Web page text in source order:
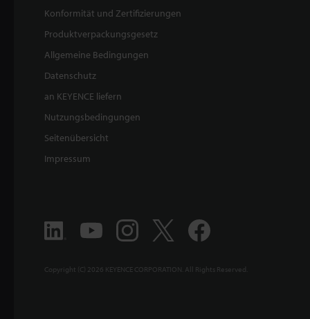
Konformität und Zertifizierungen
Produktverpackungsgesetz
Allgemeine Bedingungen
Datenschutz
an KEYENCE liefern
Nutzungsbedingungen
Seitenübersicht
Impressum
Copyright (C) 2026 KEYENCE CORPORATION. All Rights Reserved.